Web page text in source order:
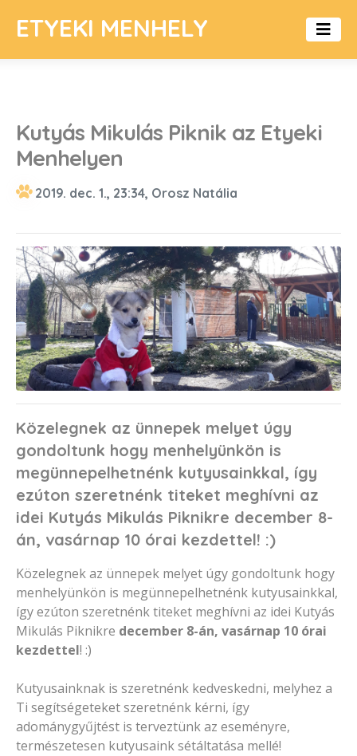
ETYEKI MENHELY
Kutyás Mikulás Piknik az Etyeki
Menhelyen
2019. dec. 1., 23:34, Orosz Natália
Közelegnek az ünnepek melyet úgy
gondoltunk hogy menhelyünkön is
megünnepelhetnénk kutyusainkkal, így
ezúton szeretnénk titeket meghívni az
idei Kutyás Mikulás Piknikre december 8-
án, vasárnap 10 órai kezdettel! :)
Közelegnek az ünnepek melyet úgy gondoltunk hogy
menhelyünkön is megünnepelhetnénk kutyusainkkal,
így ezúton szeretnénk titeket meghívni az idei Kutyás
Mikulás Piknikre december 8-án, vasárnap 10 órai
kezdettel! :)
Kutyusainknak is szeretnénk kedveskedni, melyhez a
Ti segítségeteket szeretnénk kérni, így
adománygyűjtést is terveztünk az eseményre,
természetesen kutyusaink sétáltatása mellé!